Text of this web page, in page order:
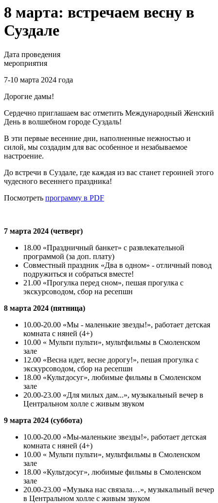
8 марта: встречаем весну в
Суздале
Дата проведения
мероприятия
7-10 марта 2024 года
Дорогие дамы!
Сердечно приглашаем вас отметить Международный Женский
День в волшебном городе Суздаль!
В эти первые весенние дни, наполненные нежностью и
силой, мы создадим для вас особенное и незабываемое
настроение.
До встречи в Суздале, где каждая из вас станет героиней этого
чудесного весеннего праздника!
Посмотреть программу в PDF
7 марта 2024 (четверг)
18.00 «Праздничный банкет» с развлекательной
программой (за доп. плату)
Совместный праздник «Два в одном» - отличный повод
подружиться и собраться вместе!
21.00 «Прогулка перед сном», пешая прогулка с
экскурсоводом, сбор на ресепшн
8 марта 2024 (пятница)
10.00-20.00 «Мы - маленькие звезды!», работает детская
комната с няней (4+)
10.00 « Мульти пульти», мультфильмы в Смоленском
зале
12.00 «Весна идет, весне дорогу!», пешая прогулка с
экскурсоводом, сбор на ресепшн
18.00 «Культдосуг», любимые фильмы в Смоленском
зале
20.00-23.00 «Для милых дам...», музыкальный вечер в
Центральном холле с живым звуком
9 марта 2024 (суббота)
10.00-20.00 «Мы-маленькие звезды!», работает детская
комната с няней (4+)
10.00 « Мульти пульти», мультфильмы в Смоленском
зале
18.00 «Культдосуг», любимые фильмы в Смоленском
зале
20.00-23.00 «Музыка нас связала…», музыкальный вечер
в Центральном холле с живым звуком